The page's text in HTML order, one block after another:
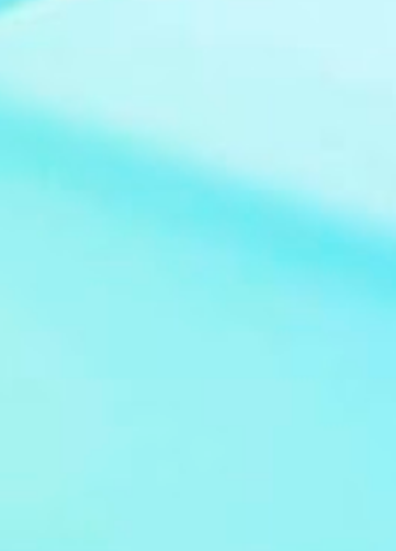
অংশটি অন্ত্রের জন্য সহায়তা প্রদান করে এবং মূত্রাশয় এবং
তৈরি করে,যা পুরুষ এবং নারীর ভিন্ন। নারীদের নিতম্ব বা পেলভিস
পেলভিসের তুলনায় প্রশস্ত এবং অগভীর, যা একটি প্রশস্ত জন্ম